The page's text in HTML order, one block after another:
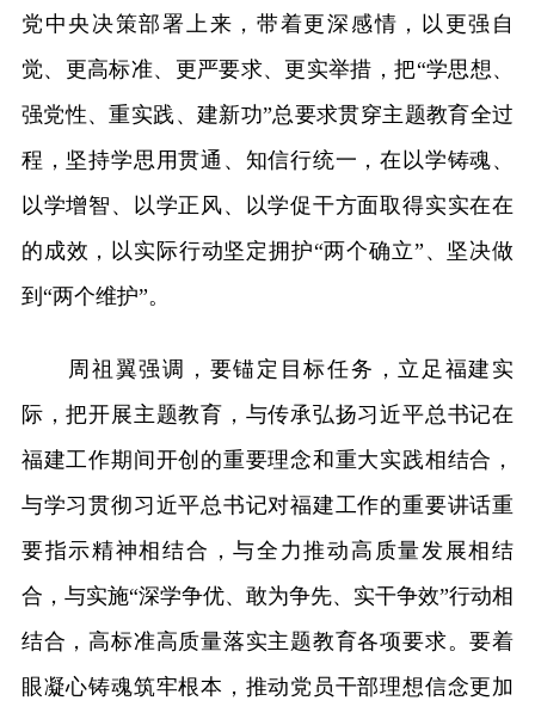
党中央决策部署上来，带着更深感情，以更强自
觉、更高标准、更严要求、更实举措，把“学思想、
强党性、重实践、建新功”总要求贯穿主题教育全过
程，坚持学思用贯通、知信行统一，在以学铸魂、
以学增智、以学正风、以学促干方面取得实实在在
的成效，以实际行动坚定拥护“两个确立”、坚决做
到“两个维护”。
周祖翼强调，要锚定目标任务，立足福建实
际，把开展主题教育，与传承弘扬习近平总书记在
福建工作期间开创的重要理念和重大实践相结合，
与学习贯彻习近平总书记对福建工作的重要讲话重
要指示精神相结合，与全力推动高质量发展相结
合，与实施“深学争优、敢为争先、实干争效”行动相
结合，高标准高质量落实主题教育各项要求。要着
眼凝心铸魂筑牢根本，推动党员干部理想信念更加